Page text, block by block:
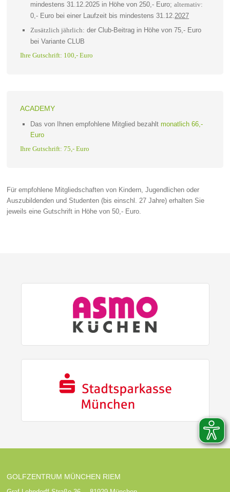
mindestens 31.12.2025 in Höhe von 250,- Euro;alternativ:
0,- Euro bei einer Laufzeit bis mindestens 31.12.2027
Zusätzlich jährlich: der Club-Beitrag in Höhe von 75,- Euro
bei Variante CLUB
Ihre Gutschrift: 100,- Euro
ACADEMY
Das von Ihnen empfohlene Mitglied bezahltmonatlich 66,-
Euro
Ihre Gutschrift: 75,- Euro
Für empfohlene Mitgliedschaften von Kindern, Jugendlichen oder
Auszubildenden und Studenten (bis einschl. 27 Jahre) erhalten Sie
jeweils eine Gutschrift in Höhe von 50,- Euro.
GOLFZENTRUM MÜNCHEN RIEM